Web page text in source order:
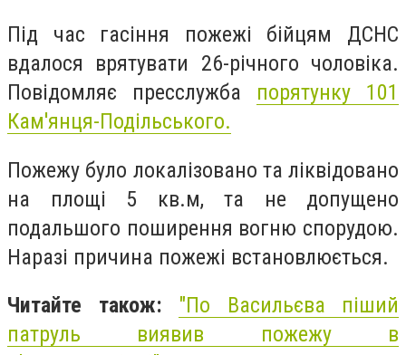
Під час гасіння пожежі бійцям ДСНС
вдалося врятувати 26-річного чоловіка.
Повідомляє пресслужба порятунку 101
Кам'янця-Подільського.
Пожежу було локалізовано та ліквідовано
на площі 5 кв.м, та не допущено
подальшого поширення вогню спорудою.
Наразі причина пожежі встановлюється.
Читайте також: "По Васильєва піший
патруль виявив пожежу в